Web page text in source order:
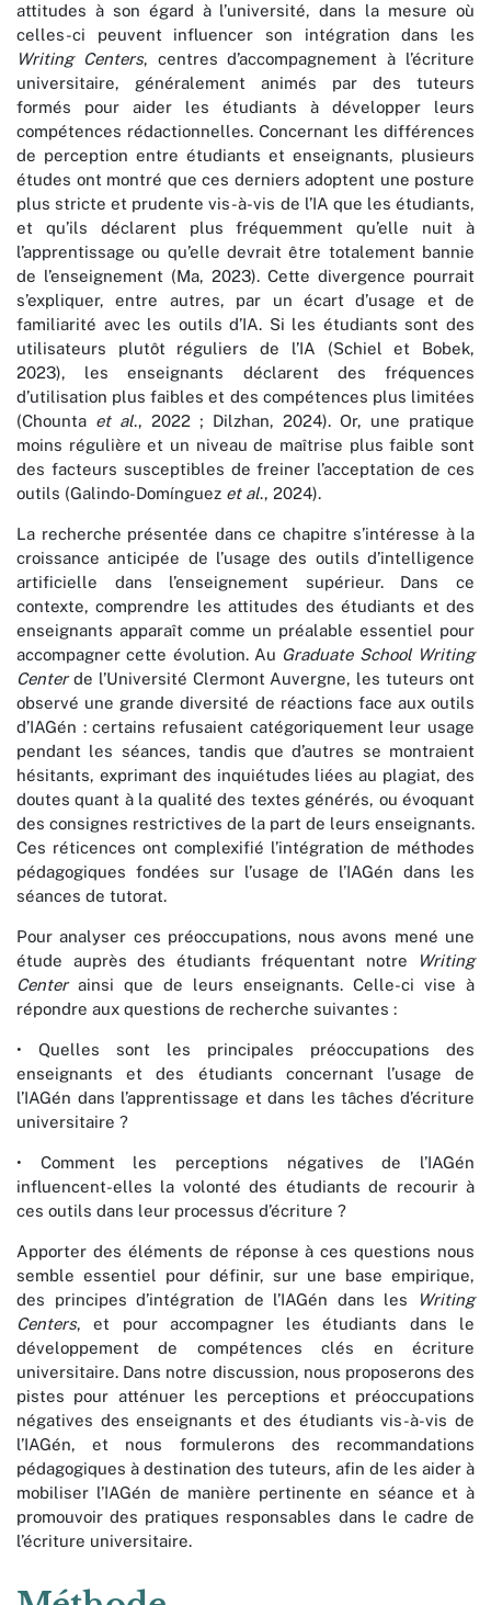
attitudes à son égard à l’université, dans la mesure où
celles-ci peuvent influencer son intégration dans les
Writing Centers, centres d’accompagnement à l’écriture
universitaire, généralement animés par des tuteurs
formés pour aider les étudiants à développer leurs
compétences rédactionnelles. Concernant les différences
de perception entre étudiants et enseignants, plusieurs
études ont montré que ces derniers adoptent une posture
plus stricte et prudente vis-à-vis de l’IA que les étudiants,
et qu’ils déclarent plus fréquemment qu’elle nuit à
l’apprentissage ou qu’elle devrait être totalement bannie
de l’enseignement (Ma, 2023). Cette divergence pourrait
s’expliquer, entre autres, par un écart d’usage et de
familiarité avec les outils d’IA. Si les étudiants sont des
utilisateurs plutôt réguliers de l’IA (Schiel et Bobek,
2023), les enseignants déclarent des fréquences
d’utilisation plus faibles et des compétences plus limitées
(Chounta et al., 2022 ; Dilzhan, 2024). Or, une pratique
moins régulière et un niveau de maîtrise plus faible sont
des facteurs susceptibles de freiner l’acceptation de ces
outils (Galindo-Domínguez et al., 2024).
La recherche présentée dans ce chapitre s’intéresse à la
croissance anticipée de l’usage des outils d’intelligence
artificielle dans l’enseignement supérieur. Dans ce
contexte, comprendre les attitudes des étudiants et des
enseignants apparaît comme un préalable essentiel pour
accompagner cette évolution. Au Graduate School Writing
Centerde l’Université Clermont Auvergne, les tuteurs ont
observé une grande diversité de réactions face aux outils
d’IAGén : certains refusaient catégoriquement leur usage
pendant les séances, tandis que d’autres se montraient
hésitants, exprimant des inquiétudes liées au plagiat, des
doutes quant à la qualité des textes générés, ou évoquant
des consignes restrictives de la part de leurs enseignants.
Ces réticences ont complexifié l’intégration de méthodes
pédagogiques fondées sur l’usage de l’IAGén dans les
séances de tutorat.
Pour analyser ces préoccupations, nous avons mené une
étude auprès des étudiants fréquentant notre
Writing
Centerainsi que de leurs enseignants. Celle-ci vise à
répondre aux questions de recherche suivantes :
• Quelles sont les principales préoccupations des
enseignants et des étudiants concernant l’usage de
l’IAGén dans l’apprentissage et dans les tâches d’écriture
universitaire ?
• Comment les perceptions négatives de l’IAGén
influencent-elles la volonté des étudiants de recourir à
ces outils dans leur processus d’écriture ?
Apporter des éléments de réponse à ces questions nous
semble essentiel pour définir, sur une base empirique,
des principes d’intégration de l’IAGén dans les
Writing
Centers, et pour accompagner les étudiants dans le
développement de compétences clés en écriture
universitaire. Dans notre discussion, nous proposerons des
pistes pour atténuer les perceptions et préoccupations
négatives des enseignants et des étudiants vis-à-vis de
l’IAGén, et nous formulerons des recommandations
pédagogiques à destination des tuteurs, afin de les aider à
mobiliser l’IAGén de manière pertinente en séance et à
promouvoir des pratiques responsables dans le cadre de
l’écriture universitaire.